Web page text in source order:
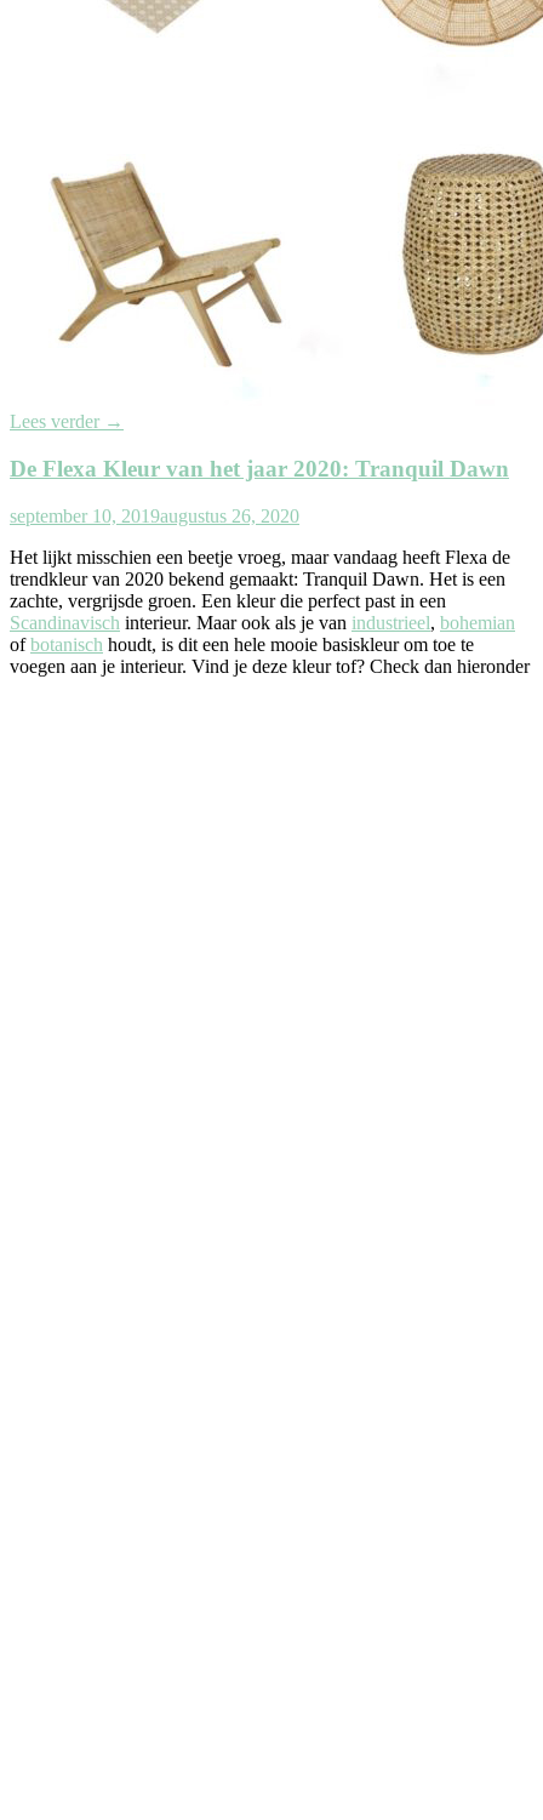
Lees verder →
De Flexa Kleur van het jaar 2020: Tranquil Dawn
september 10, 2019augustus 26, 2020
Het lijkt misschien een beetje vroeg, maar vandaag heeft Flexa de
trendkleur van 2020 bekend gemaakt: Tranquil Dawn. Het is een
zachte, vergrijsde groen. Een kleur die perfect past in een
Scandinavisch interieur. Maar ook als je van industrieel, bohemian
ofbotanisch houdt, is dit een hele mooie basiskleur om toe te
voegen aan je interieur. Vind je deze kleur tof? Check dan hieronder